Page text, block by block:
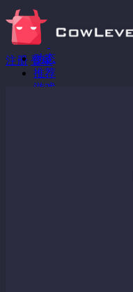
注册 登录
动态
推荐
游戏